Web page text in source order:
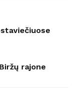
rajone